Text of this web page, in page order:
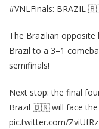
#VNLFinals: BRAZIL
The Brazilian
Brazil to a 3–1
semifinals!
Next stop: the final
Brazil 🇧🇷 will face the
pic.twitter.com/